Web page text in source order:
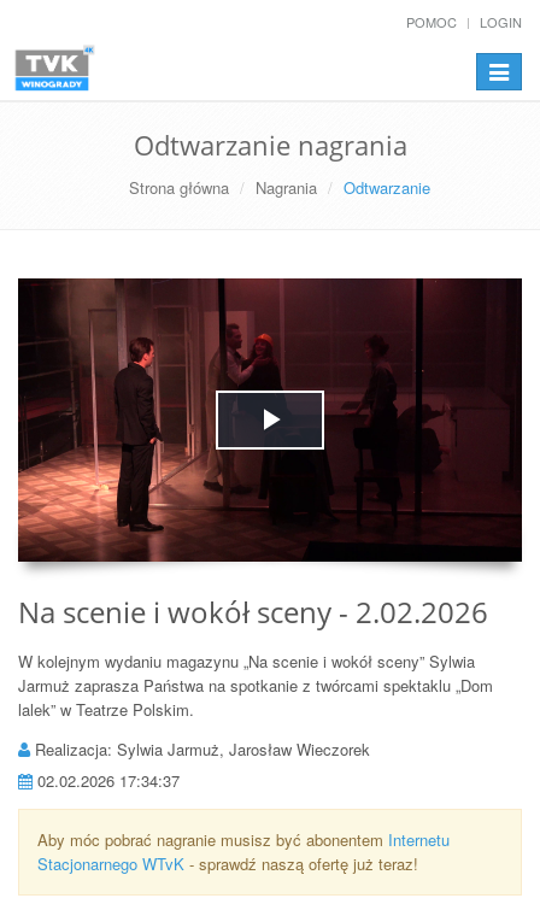
POMOC LOGIN
Odtwarzanie nagrania
Strona główna Nagrania Odtwarzanie
Play
Video
Na scenie i wokół sceny - 2.02.2026
W kolejnym wydaniu magazynu „Na scenie i wokół sceny” Sylwia
Jarmuż zaprasza Państwa na spotkanie z twórcami spektaklu „Dom
lalek” w Teatrze Polskim.
Realizacja: Sylwia Jarmuż, Jarosław Wieczorek
02.02.2026 17:34:37
Aby móc pobrać nagranie musisz być abonentem Internetu
Stacjonarnego WTvK - sprawdź naszą ofertę już teraz!